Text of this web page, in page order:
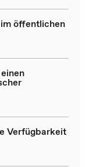
öffentlichen
Verfügbarkeit